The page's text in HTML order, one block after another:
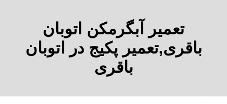
تعمیر آبگرمکن اتوبان
باقری,تعمیر پکیج در اتوبان
باقری